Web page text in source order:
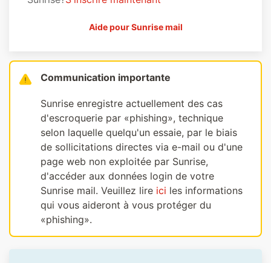
Aide pour Sunrise mail
Communication importante
Sunrise enregistre actuellement des cas
d'escroquerie par «phishing», technique
selon laquelle quelqu'un essaie, par le biais
de sollicitations directes via e-mail ou d'une
page web non exploitée par Sunrise,
d'accéder aux données login de votre
Sunrise mail. Veuillez lire ici les informations
qui vous aideront à vous protéger du
«phishing».